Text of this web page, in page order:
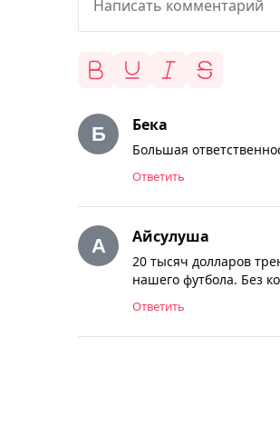
Бека
Большая
Ответить
Айсулуша
20 тысяч долларов
нашего футбола. Без
Ответить